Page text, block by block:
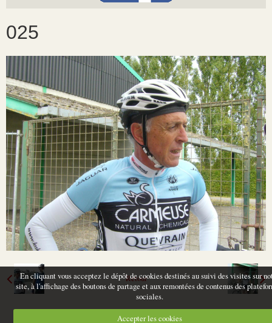
025
Retour
En cliquant vous acceptez le dépôt de cookies destinés au suivi des visites sur
site, à l'affichage des boutons de partage et aux remontées de contenus des
sociales.
Accepter les cookies